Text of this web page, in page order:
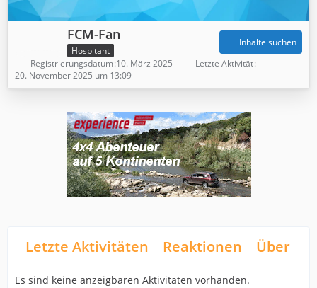
FCM-Fan
Hospitant
Inhalte suchen
Registrierungsdatum 10. März 2025
Letzte Aktivität
20. November 2025 um 13:09
Letzte Aktivitäten Reaktionen Über
Es sind keine anzeigbaren Aktivitäten vorhanden.